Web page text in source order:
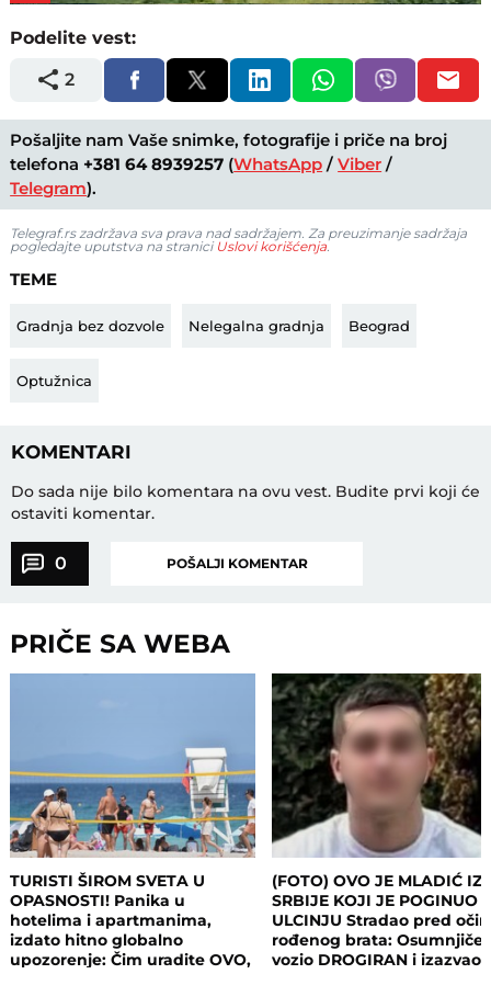
Podelite vest:
2
Pošaljite nam Vaše snimke, fotografije i priče na broj
telefona +381 64 8939257 (WhatsApp /Viber /
Telegram).
Telegraf.rs zadržava sva prava nad sadržajem. Za preuzimanje sadržaja
pogledajte uputstva na stranici Uslovi korišćenja.
TEME
Gradnja bez dozvole Nelegalna gradnja Beograd
Optužnica
KOMENTARI
Do sada nije bilo komentara na ovu vest. Budite prvi koji će
ostaviti komentar.
0 POŠALJI KOMENTAR
PRIČE SA WEBA
TURISTI ŠIROM SVETA U
OPASNOSTI! Panika u
hotelima i apartmanima,
izdato hitno globalno
upozorenje: Čim uradite OVO,
(FOTO) OVO JE MLADIĆ IZ
SRBIJE KOJI JE POGINUO
ULCINJU Stradao pred
rođenog brata:
vozio DROGIRAN i izazvao